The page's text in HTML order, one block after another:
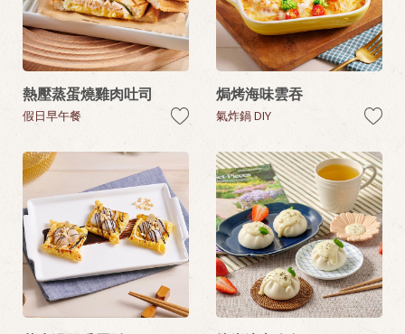
熱壓蒸蛋燒雞肉吐司
假日早午餐
焗烤海味雲吞
氣炸鍋 DIY